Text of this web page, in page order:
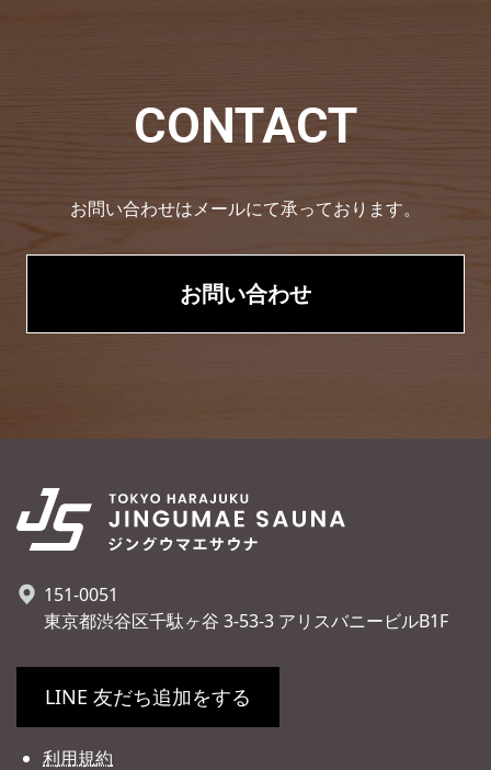
CONTACT
お問い合わせはメールにて承っております。
お問い合わせ
151-0051
東京都渋谷区千駄ヶ谷 3-53-3 アリスバニービルB1F
LINE 友だち追加をする
利用規約